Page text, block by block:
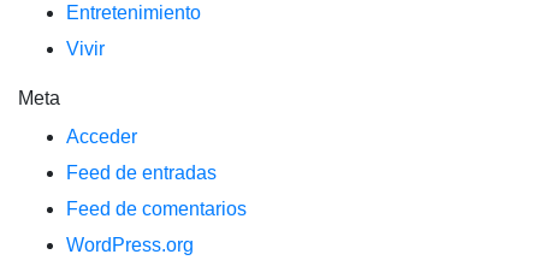
Entretenimiento
Vivir
Meta
Acceder
Feed de entradas
Feed de comentarios
WordPress.org